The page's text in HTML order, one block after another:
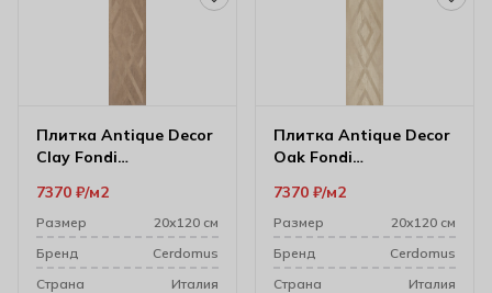
Плитка Antique Decor
Clay Fondi
см
7370 ₽ м2
Размер
20х120 см
Бренд
Cerdomus
Cтрана
Италия
Плитка Antique Decor
Oak Fondi
см
7370 ₽ м2
Размер
20х120 см
Бренд
Cerdomus
Cтрана
Италия